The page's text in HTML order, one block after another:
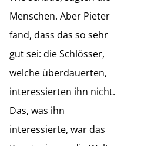
Menschen. Aber Pieter
fand, dass das so sehr
gut sei: die Schlösser,
welche überdauerten,
interessierten ihn nicht.
Das, was ihn
interessierte, war das